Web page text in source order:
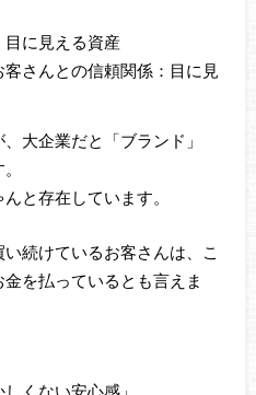
に見える資産
さんとの信頼関係：目に見
大企業だと「ブランド」
と存在しています。
続けているお客さんは、こ
を払っているとも言えま
くない安心感」